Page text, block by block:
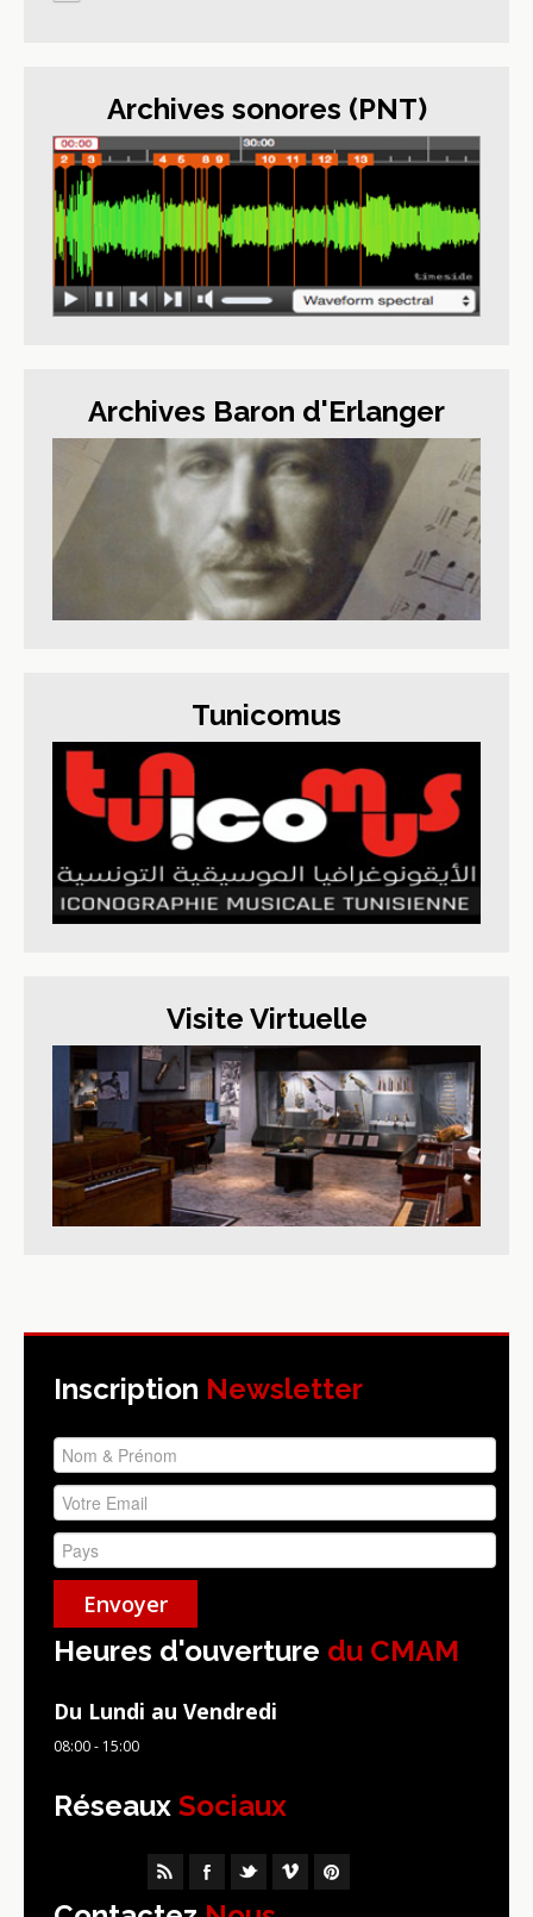
Archives sonores (PNT)
Archives Baron d'Erlanger
Tunicomus
Visite Virtuelle
Inscription Newsletter
Heures d'ouverture du CMAM
Du Lundi au Vendredi
08:00 - 15:00
Réseaux Sociaux